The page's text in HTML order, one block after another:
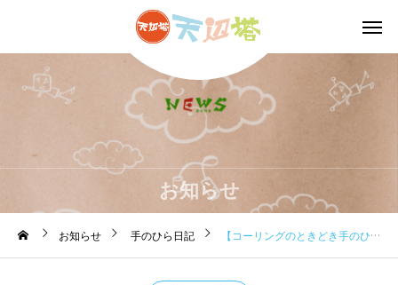
お知らせ
お知らせ 手のひら日記 【コーリングのときどき手のひら日記】2024.1.5 運命線のおはなし